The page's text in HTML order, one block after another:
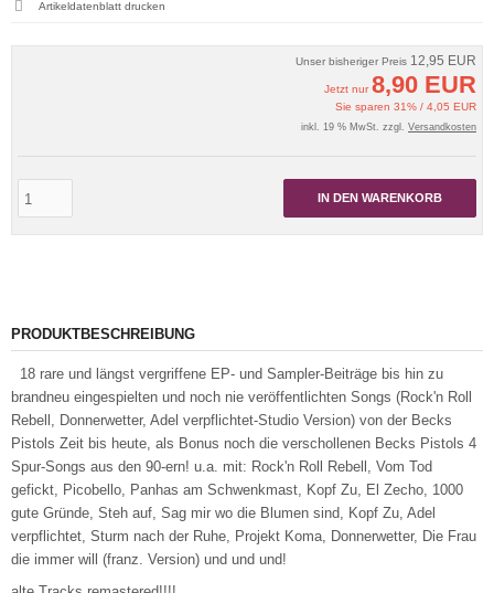
Unser bisheriger Preis 12,95 EUR
Jetzt nur8,90 EUR
Sie sparen 31% / 4,05 EUR
inkl. 19 % MwSt. zzgl. Versandkosten
IN DEN WARENKORB
Artikeldatenblatt drucken
PRODUKTBESCHREIBUNG
18 rare und längst vergriffene EP- und Sampler-Beiträge bis hin zu
brandneu eingespielten und noch nie veröffentlichten Songs (Rock'n Roll
Rebell, Donnerwetter, Adel verpflichtet-Studio Version) von der Becks
Pistols Zeit bis heute, als Bonus noch die verschollenen Becks Pistols 4
Spur-Songs aus den 90-ern! u.a. mit: Rock'n Roll Rebell, Vom Tod
gefickt, Picobello, Panhas am Schwenkmast, Kopf Zu, El Zecho, 1000
gute Gründe, Steh auf, Sag mir wo die Blumen sind, Kopf Zu, Adel
verpflichtet, Sturm nach der Ruhe, Projekt Koma, Donnerwetter, Die Frau
die immer will (franz. Version) und und und!